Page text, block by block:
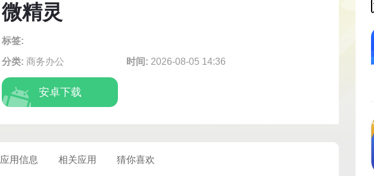
微精灵
标签:
分类: 商务办公 时间: 2026-08-05 14:36
安卓下载
应用信息 相关应用 猜你喜欢